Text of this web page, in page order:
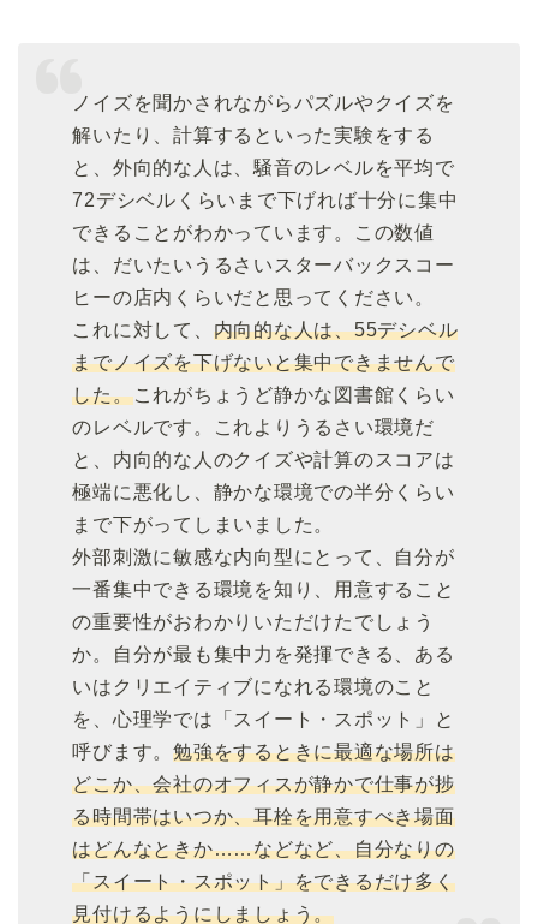
ノイズを聞かされながらパズルやクイズを
解いたり、計算するといった実験をする
と、外向的な人は、騒音のレベルを平均で
72デシベルくらいまで下げれば十分に集中
できることがわかっています。この数値
は、だいたいうるさいスターバックスコー
ヒーの店内くらいだと思ってください。
これに対して、 内向的な人は、55デシベル
までノイズを下げないと集中できませんで
した。これがちょうど静かな図書館くらい
のレベルです。これよりうるさい環境だ
と、内向的な人のクイズや計算のスコアは
極端に悪化し、静かな環境での半分くらい
まで下がってしまいました。
外部刺激に敏感な内向型にとって、自分が
一番集中できる環境を知り、用意すること
の重要性がおわかりいただけたでしょう
か。自分が最も集中力を発揮できる、ある
いはクリエイティブになれる環境のこと
を、心理学では「スイート・スポット」と
呼びます。勉強をするときに最適な場所は
どこか、会社のオフィスが静かで仕事が捗
る時間帯はいつか、耳栓を用意すべき場面
はどんなときか……などなど、自分なりの
「スイート・スポット」をできるだけ多く
見付けるようにしましょう。